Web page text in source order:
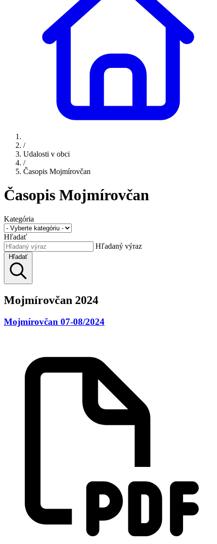
/
Udalosti v obci
/
Časopis Mojmírovčan
Časopis Mojmírovčan
Kategória
Hľadať
Hľadaný výraz
Hľadať
Mojmírovčan 2024
Mojmírovčan 07-08/2024